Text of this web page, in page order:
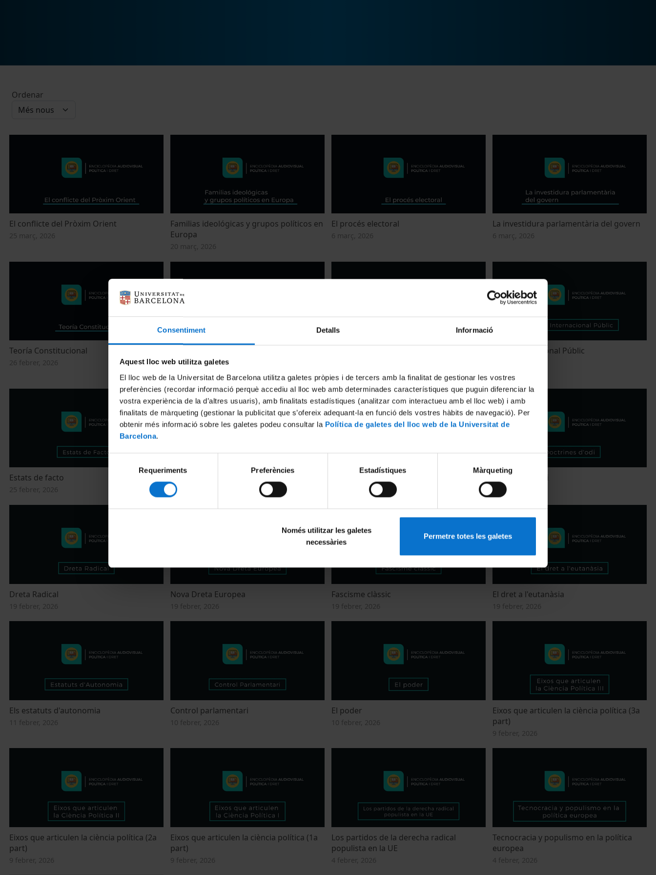
Consentiment Detalls Informació
Aquest lloc web utilitza galetes
El lloc web de la Universitat de Barcelona utilitza galetes pròpies i de tercers amb la finalitat de gestionar les vostres
preferències (recordar informació perquè accediu al lloc web amb determinades característiques que puguin diferenciar la
vostra experiència de la d’altres usuaris), amb finalitats estadístiques (analitzar com interactueu amb el lloc web) i amb
finalitats de màrqueting (gestionar la publicitat que s’ofereix adequant-la en funció dels vostres hàbits de navegació). Per
obtenir més informació sobre les galetes podeu consultar la Política de galetes del lloc web de la Universitat de
Barcelona.
Selecció
consentiment
Requeriments Preferències Estadístiques Màrqueting
Només utilitzar les galetes
necessàries
Permetre totes les galetes
Ordenar
El conflicte del Pròxim Orient
25 març, 2026
Familias ideológicas y grupos políticos en
Europa
20 març, 2026
El procés electoral
6 març, 2026
La investidura parlamentària del govern
6 març, 2026
Teoría Constitucional
26 febrer, 2026
paradigma
26 febrer, 2026
Dret Internacional Públic
Estats de facto
25 febrer, 2026 25 febrer, 2026 25 febrer, 2026
Doctrines d'odi
19 febrer, 2026
Dreta Radical
19 febrer, 2026
Nova Dreta Europea
19 febrer, 2026
Fascisme clàssic
19 febrer, 2026
El dret a l'eutanàsia
19 febrer, 2026
Els estatuts d'autonomia
11 febrer, 2026
Control parlamentari
10 febrer, 2026
El poder
10 febrer, 2026
Eixos que articulen la ciència política (3a
part)
9 febrer, 2026
Eixos que articulen la ciència política (2a
part)
9 febrer, 2026
Eixos que articulen la ciència política (1a
part)
9 febrer, 2026
Los partidos de la derecha radical
populista en la UE
4 febrer, 2026
Tecnocracia y populismo en la política
europea
4 febrer, 2026